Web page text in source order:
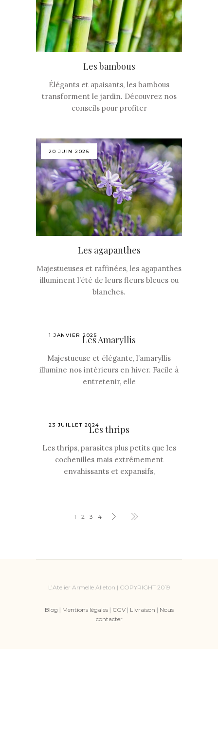
Les bambous
Élégants et apaisants, les bambous
transforment le jardin. Découvrez nos
conseils pour profiter
20 JUIN 2025
Les agapanthes
Majestueuses et raffinées, les agapanthes
illuminent l’été de leurs fleurs bleues ou
blanches.
1 JANVIER 2025Les Amaryllis
Majestueuse et élégante, l’amaryllis
illumine nos intérieurs en hiver. Facile à
entretenir, elle
23 JUILLET 2024Les thrips
Les thrips, parasites plus petits que les
cochenilles mais extrêmement
envahissants et expansifs,
1 2 3 4
L’Atelier Armelle Alleton | COPYRIGHT 2019
Blog | Mentions légales| CGV| Livraison | Nous
contacter